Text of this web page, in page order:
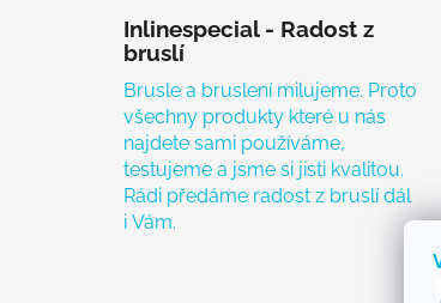
Inlinespecial - Radost z
bruslí
Brusle a bruslení milujeme. Proto
všechny produkty které u nás
najdete sami používáme,
testujeme a jsme si jisti kvalitou.
Rádi předáme radost z bruslí dál
i Vám.